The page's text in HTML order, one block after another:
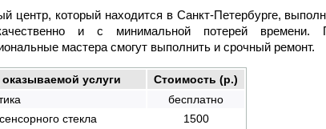
центр, который находится в Санкт-Петербурге,
и с минимальной потерей времени.
мастера смогут выполнить и срочный ремонт.
услуги
Стоимость (р.)
бесплатно
стекла
1500